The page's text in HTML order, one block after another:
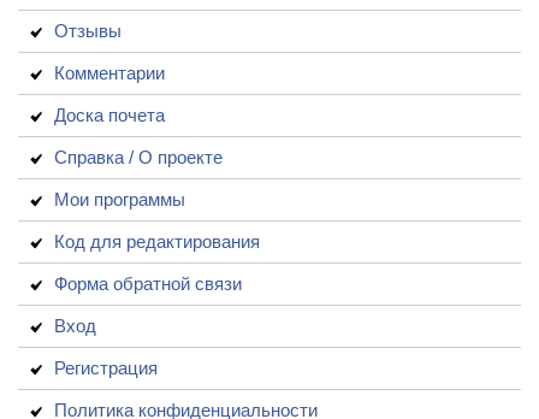
Отзывы
Комментарии
Доска почета
Справка / О проекте
Мои программы
Код для редактирования
Форма обратной связи
Вход
Регистрация
Политика конфиденциальности